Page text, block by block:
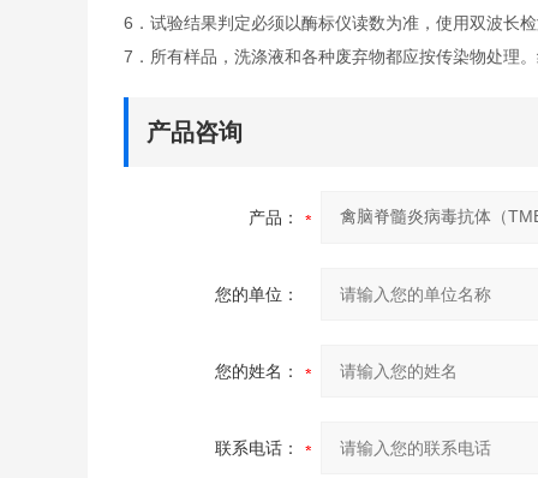
6．试验结果判定必须以酶标仪读数为准，使用双波长
7．所有样品，洗涤液和各种废弃物都应按传染物处理
产品咨询
产品：
您的单位：
您的姓名：
联系电话：